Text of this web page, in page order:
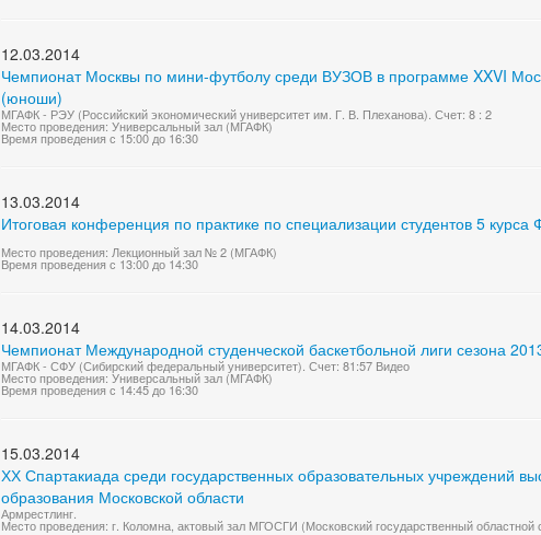
12.03.2014
Чемпионат Москвы по мини-футболу среди ВУЗОВ в программе XXVI
(юноши)
МГАФК - РЭУ (Российский экономический университет им. Г. В. Плеханова). Счет: 8 : 2
Место проведения: Универсальный зал (МГАФК)
Время проведения с 15:00 до 16:30
13.03.2014
Итоговая конференция по практике по специализации студентов 5
Место проведения: Лекционный зал № 2 (МГАФК)
Время проведения с 13:00 до 14:30
14.03.2014
Чемпионат Международной студенческой баскетбольной лиги сезона
МГАФК - СФУ (Сибирский федеральный университет). Счет: 81:57 Видео
Место проведения: Универсальный зал (МГАФК)
Время проведения с 14:45 до 16:30
15.03.2014
ХХ Спартакиада среди государственных образовательных учреждений
образования Московской области
Армрестлинг.
Место проведения: г. Коломна, актовый зал МГОСГИ (Московский государственный областной